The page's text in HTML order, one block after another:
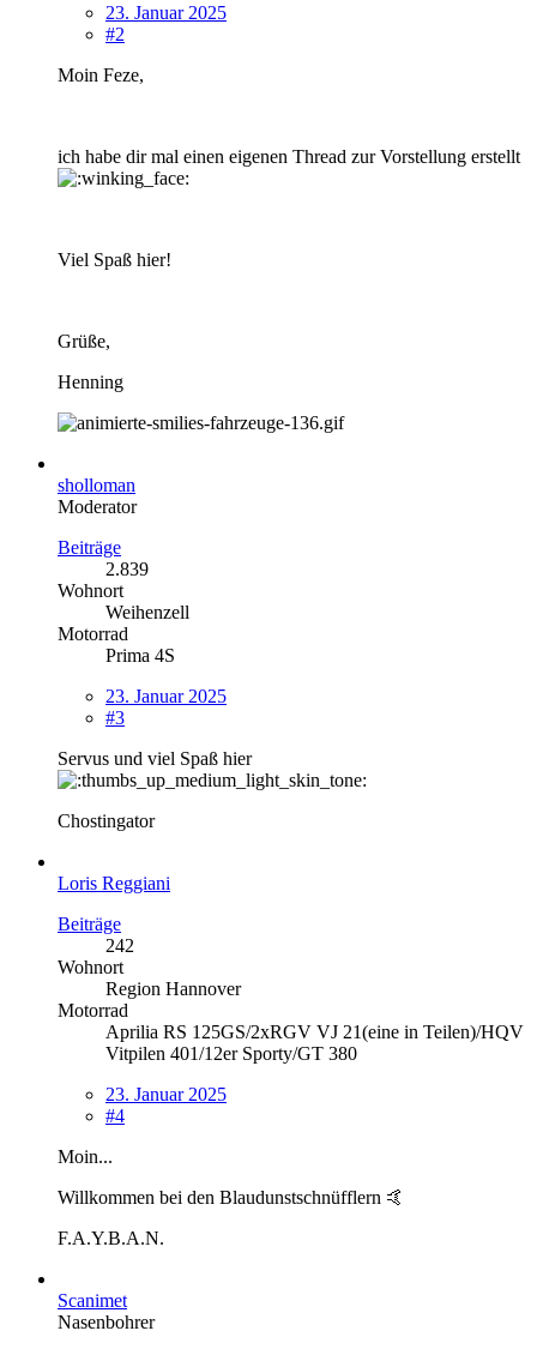
23. Januar 2025
#2
Moin Feze,
ich habe dir mal einen eigenen Thread zur Vorstellung erstellt
Viel Spaß hier!
Grüße,
Henning
sholloman
Moderator
Beiträge
2.839
Wohnort
Weihenzell
Motorrad
Prima 4S
23. Januar 2025
#3
Servus und viel Spaß hier
Chostingator
Loris Reggiani
Beiträge
242
Wohnort
Region Hannover
Motorrad
Aprilia RS 125GS/2xRGV VJ 21(eine in Teilen)/HQV
Vitpilen 401/12er Sporty/GT 380
23. Januar 2025
#4
Moin...
Willkommen bei den Blaudunstschnüfflern 🤙
F.A.Y.B.A.N.
Scanimet
Nasenbohrer